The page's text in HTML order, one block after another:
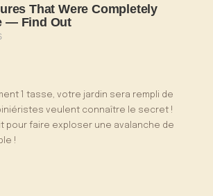
1 tasse, votre jardin sera rempli de
veulent connaître le secret !
pour faire exploser une avalanche de
!